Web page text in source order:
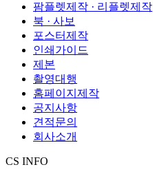
팜플렛제작 · 리플렛제작
북 · 사보
포스터제작
인쇄가이드
제본
촬영대행
홈페이지제작
공지사항
견적문의
회사소개
CS INFO